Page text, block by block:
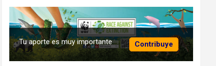
Contribuye
Tu aporte es muy importante